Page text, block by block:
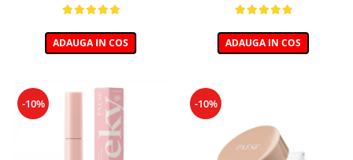
ADAUGA IN COS ADAUGA IN COS
-10% -10%